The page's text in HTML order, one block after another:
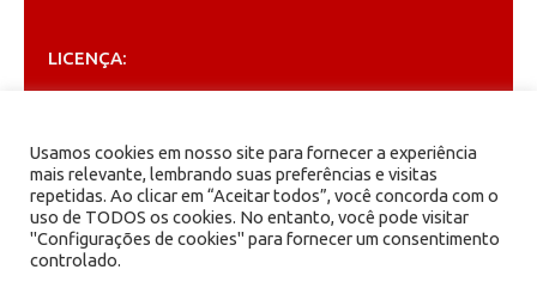
LICENÇA:
Creative Commons
ARQUIVOS
Arquivos
Usamos cookies em nosso site para fornecer a experiência
mais relevante, lembrando suas preferências e visitas
repetidas. Ao clicar em “Aceitar todos”, você concorda com o
uso de TODOS os cookies. No entanto, você pode visitar
"Configurações de cookies" para fornecer um consentimento
controlado.